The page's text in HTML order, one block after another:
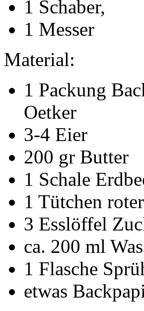
1 Schaber,
1 Messer
Material:
1 Packung
Oetker
3-4 Eier
200 gr Butter
1 Schale
1 Tütchen
3 Esslöffel
ca. 200 ml
1 Flasche
etwas